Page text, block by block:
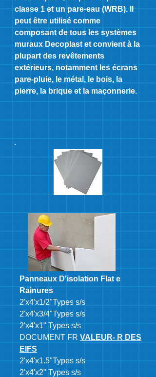
classe 1 et un pare-eau (WRB). Il
peut être utilisé comme
composant de tous les systèmes
muraux Decoplast et convient à la
plupart des revêtements
extérieurs, notamment les écrans
pare-pluie, le métal, le bois, la
pierre, la brique et la maçonnerie.
Panneaux D'isolation Flat e
Rainures
2'x4'x1/2"Types s/s
2'x4'x3/4"Types s/s
2'x4'x1" Types s/s
DOCUMENT FR VALEUR- R DES
EIFS
2'x4'x1.5"Types s/s
2'x4'x2" Types s/s